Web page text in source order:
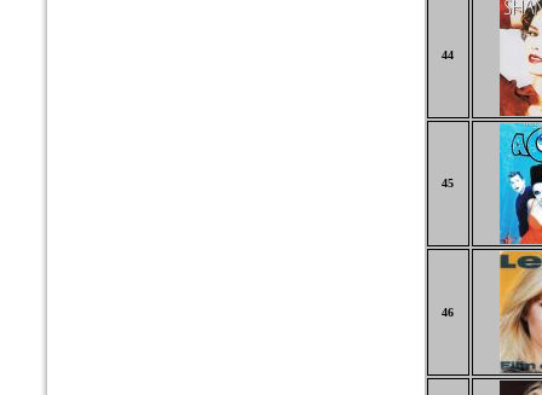
44
45
46